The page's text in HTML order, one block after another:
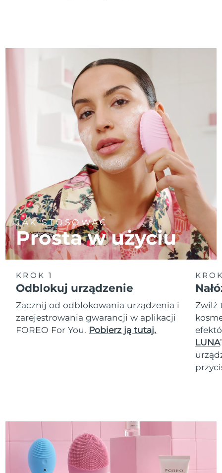
JAK STOSOWAĆ
Prosta w użyciu
KROK 1
Odblokuj urządzenie
Zacznij od odblokowania urządzenia i
zarejestrowania gwarancji w aplikacji
FOREO For You. Pobierz ją tutaj.
Zwilż
LUNA